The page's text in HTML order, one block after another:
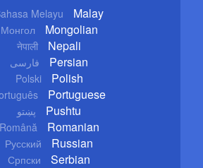
Melayu Malay
Монгол Mongolian
नेपाली Nepali
فارسی Persian
Polski Polish
Portuguese
پښتو Pushtu
Română Romanian
Русский Russian
Српски Serbian